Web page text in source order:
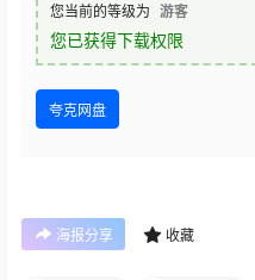
您当前的等级为 游客
您已获得下载权限
夸克网盘
海报分享 收藏